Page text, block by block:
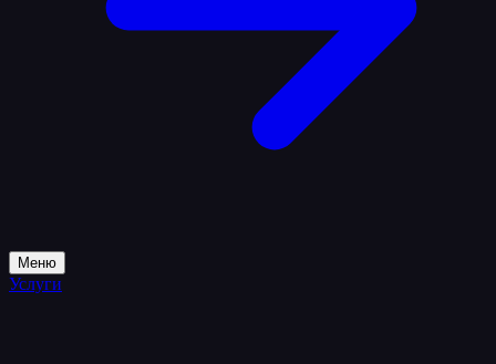
Меню
Услуги